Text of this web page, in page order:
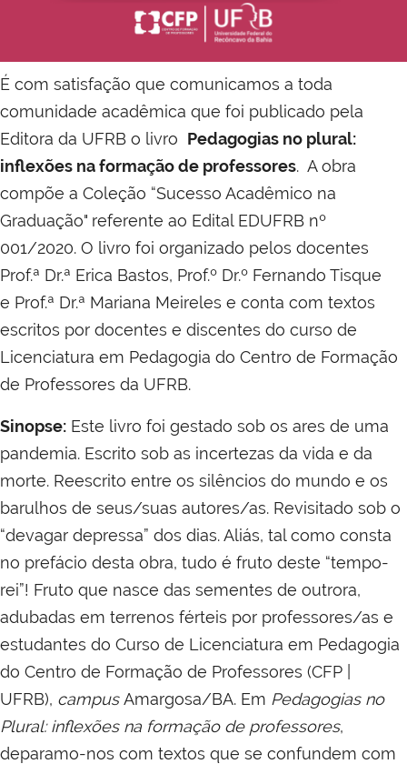
É com satisfação que comunicamos a toda
comunidade acadêmica que foi publicado pela
Editora da UFRB o livro Pedagogias no plural:
inflexões na formação de professores. A obra
compõe a Coleção “Sucesso Acadêmico na
Graduação" referente ao Edital EDUFRB nº
001/2020. O livro foi organizado pelos docentes
Prof.ª Dr.ª Erica Bastos, Prof.º Dr.º Fernando Tisque
e Prof.ª Dr.ª Mariana Meireles e conta com textos
escritos por docentes e discentes do curso de
Licenciatura em Pedagogia do Centro de Formação
de Professores da UFRB.
Sinopse: Este livro foi gestado sob os ares de uma
pandemia. Escrito sob as incertezas da vida e da
morte. Reescrito entre os silêncios do mundo e os
barulhos de seus/suas autores/as. Revisitado sob o
“devagar depressa” dos dias. Aliás, tal como consta
no prefácio desta obra, tudo é fruto deste “tempo-
rei”! Fruto que nasce das sementes de outrora,
adubadas em terrenos férteis por professores/as e
estudantes do Curso de Licenciatura em Pedagogia
do Centro de Formação de Professores (CFP |
UFRB), campusAmargosa/BA. Em Pedagogias no
Plural: inflexões na formação de professores,
deparamo-nos com textos que se confundem com